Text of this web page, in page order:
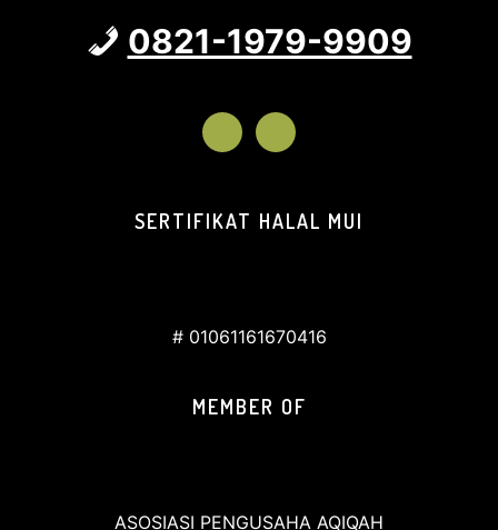
0821-1979-9909
SERTIFIKAT HALAL MUI
# 01061161670416
MEMBER OF
ASOSIASI PENGUSAHA AQIQAH